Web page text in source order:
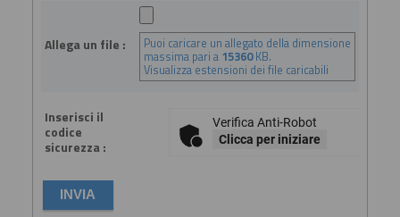
Allega un file : Puoi caricare un allegato della dimensione
massima pari a 15360KB.
Visualizza estensioni dei file caricabili
Inserisci il
codice
sicurezza :
Verifica Anti-Robot
Clicca per iniziare